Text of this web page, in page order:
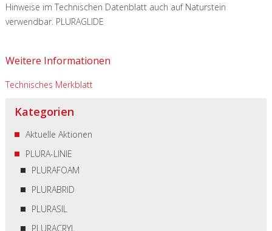
Hinweise im Technischen Datenblatt auch auf Naturstein
verwendbar. PLURAGLIDE
Weitere Informationen
Technisches Merkblatt
Kategorien
Aktuelle Aktionen
PLURA-LINIE
PLURAFOAM
PLURABRID
PLURASIL
PLURACRYL